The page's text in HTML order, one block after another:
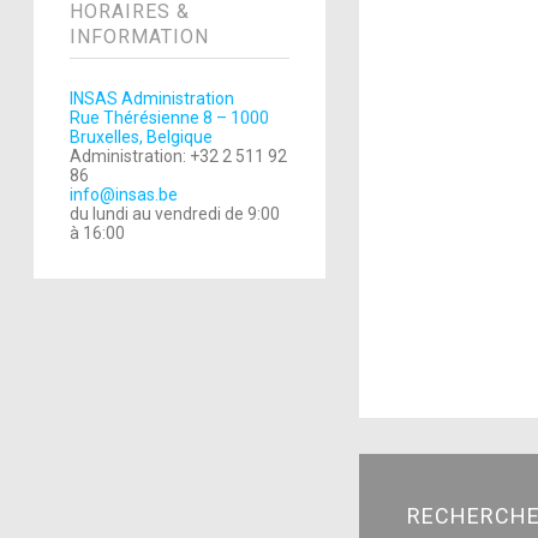
HORAIRES &
INFORMATION
INSAS Administration
Rue Thérésienne 8 – 1000
Bruxelles, Belgique
Administration: +32 2 511 92
86
info@insas.be
du lundi au vendredi de 9:00
à 16:00